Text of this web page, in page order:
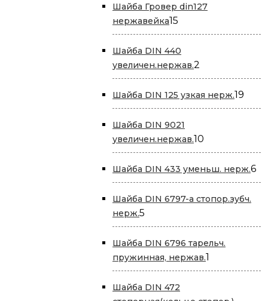
Шайба Гровер din127
нержавейка15
товаров
Шайба DIN 440
увеличен.нержав.2
товара
Шайба DIN 125 узкая нерж.19
Шайба DIN 9021
увеличен.нержав.10
товаров
Шайба DIN 433 уменьш. нерж.66
Шайба DIN 6797-a стопор.зубч.
нерж.5
товаров
Шайба DIN 6796 тарельч.
пружинная, нержав.1
товар
Шайба DIN 472